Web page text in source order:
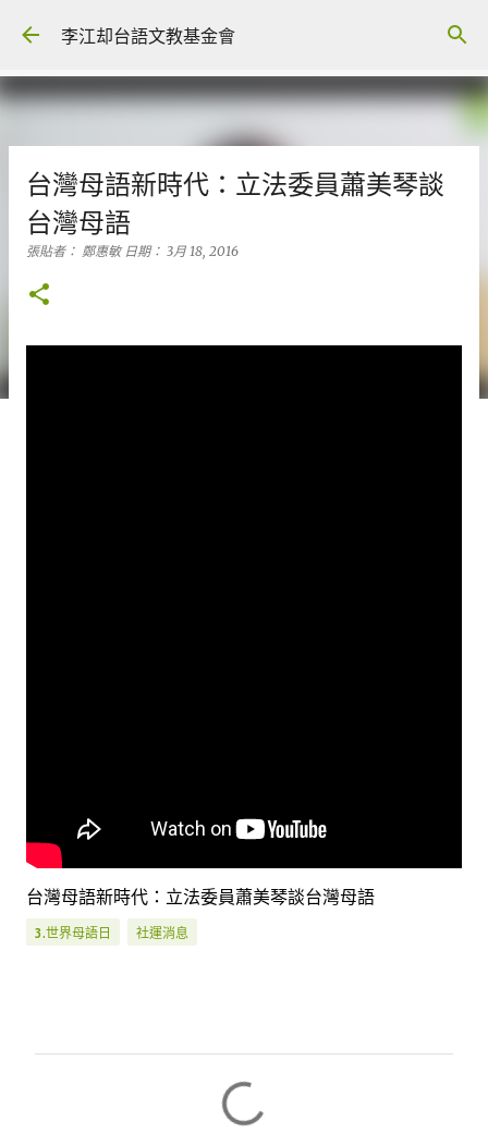
跳到主要內容
李江却台語文教基金會
台灣母語新時代：立法委員蕭美琴談
台灣母語
張貼者： 鄭惠敏 日期： 3月 18, 2016
台灣母語新時代：立法委員蕭美琴談台灣母語
3.世界母語日 社運消息